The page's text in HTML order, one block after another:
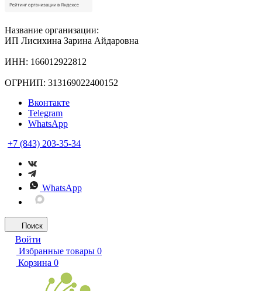
Название организации:
ИП Лисихина Зарина Айдаровна
ИНН: 166012922812
ОГРНИП: 313169022400152
Вконтакте
Telegram
WhatsApp
+7 (843) 203-35-34
WhatsApp
Поиск
Войти
Избранные товары 0
Корзина 0